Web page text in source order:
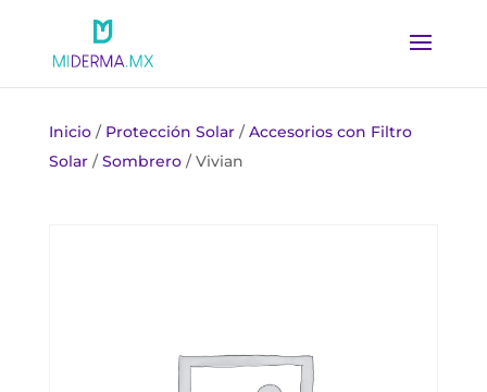
Inicio/ Protección Solar/Accesorios con Filtro
Solar/Sombrero/ Vivian